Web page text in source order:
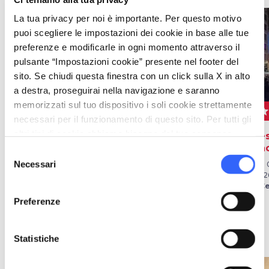
La tua privacy per noi è importante. Per questo motivo
puoi scegliere le impostazioni dei cookie in base alle tue
preferenze e modificarle in ogni momento attraverso il
pulsante “Impostazioni cookie” presente nel footer del
sito. Se chiudi questa finestra con un click sulla X in alto
a destra, proseguirai nella navigazione e saranno
memorizzati sul tuo dispositivo i soli cookie strettamente
necessari per il funzionamento di questo sito. Per tutti gli
delNecessari
Preferenze
Statistiche
star FESTIVAL
Via del Gusto
2026
favorite_border
event ALTRI EVENTI
Sorrisi sotto le stelle
favorite_border
Dal
a
Idee Vedi su mappa